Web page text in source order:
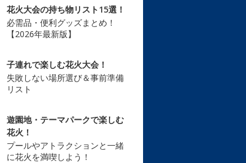
花火大会の持ち物リスト15選！
必需品・便利グッズまとめ！
【2026年最新版】
子連れで楽しむ花火大会！
失敗しない場所選び＆事前準備
リスト
遊園地・テーマパークで楽しむ
花火！
プールやアトラクションと一緒
に花火を満喫しよう！